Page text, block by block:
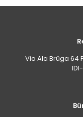
Via Ala Brüga 64